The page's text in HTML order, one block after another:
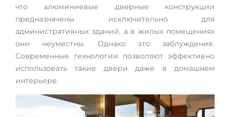
что алюминиевые дверные конструкции
предназначены исключительно для
административных зданий, а в жилых помещениях
они неуместны. Однако это заблуждение.
Современные технологии позволяют эффективно
использовать такие двери даже в домашнем
интерьере.